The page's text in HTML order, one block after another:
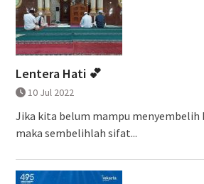
Lentera Hati 💕
10 Jul 2022
Jika kita belum mampu menyembelih
maka sembelihlah sifat...